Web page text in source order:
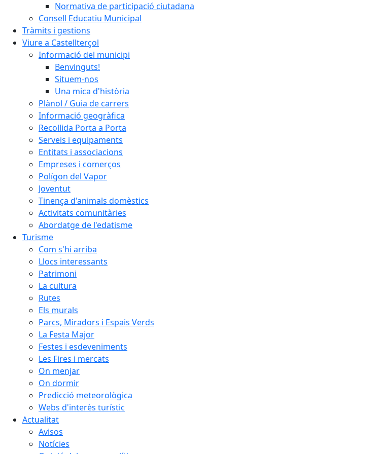
Normativa de participació ciutadana
Consell Educatiu Municipal
Tràmits i gestions
Viure a Castellterçol
Informació del municipi
Benvinguts!
Situem-nos
Una mica d'història
Plànol / Guia de carrers
Informació geogràfica
Recollida Porta a Porta
Serveis i equipaments
Entitats i associacions
Empreses i comerços
Polígon del Vapor
Joventut
Tinença d'animals domèstics
Activitats comunitàries
Abordatge de l'edatisme
Turisme
Com s'hi arriba
Llocs interessants
Patrimoni
La cultura
Rutes
Els murals
Parcs, Miradors i Espais Verds
La Festa Major
Festes i esdeveniments
Les Fires i mercats
On menjar
On dormir
Predicció meteorològica
Webs d'interès turístic
Actualitat
Avisos
Notícies